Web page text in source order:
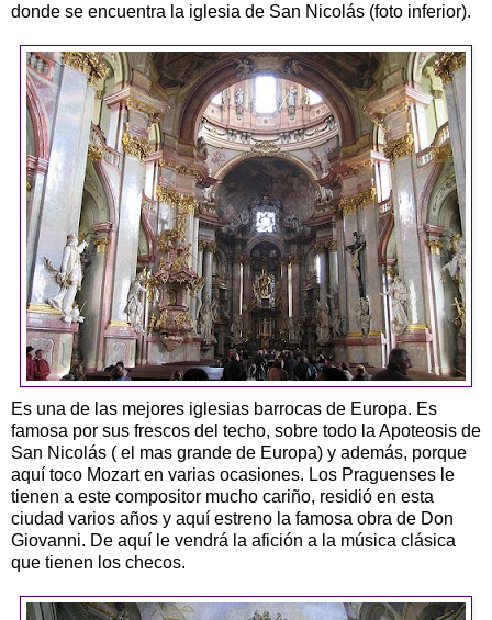
donde se encuentra la iglesia de San Nicolás (foto inferior).
Es una de las mejores iglesias barrocas de Europa. Es
famosa por sus frescos del techo, sobre todo la Apoteosis de
San Nicolás ( el mas grande de Europa) y además, porque
aquí toco Mozart en varias ocasiones. Los Praguenses le
tienen a este compositor mucho cariño, residió en esta
ciudad varios años y aquí estreno la famosa obra de Don
Giovanni. De aquí le vendrá la afición a la música clásica
que tienen los checos.